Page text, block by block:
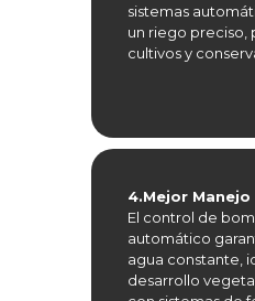
sistemas
un riego
cultivos y
4.Mejor
El control de
automático
agua constante,
desarrollo